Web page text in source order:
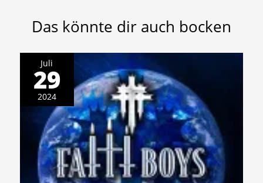
Das könnte dir auch bocken
Juli
29
2024